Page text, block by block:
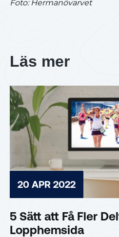
Foto: Hermanövarvet
Läs mer
20 APR 2022
5 Sätt att Få Fler
Lopphemsida